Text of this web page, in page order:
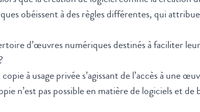
obéissent à des règles différentes, qui
d’œuvres numériques destinés à faciliter leur
à usage privée s’agissant de l’accès à une
n’est pas possible en matière de logiciels et de